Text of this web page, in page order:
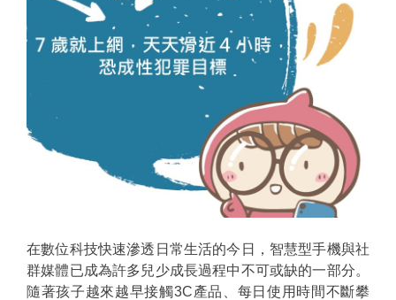
在數位科技快速滲透日常生活的今日，智慧型手機與社
群媒體已成為許多兒少成長過程中不可或缺的一部分。
隨著孩子越來越早接觸3C產品、每日使用時間不斷攀